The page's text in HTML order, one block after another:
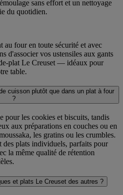
sans effort et un nettoyage
du quotidien.
au four en toute sécurité et avec
d'associer vos ustensiles aux gants
plat Le Creuset — idéaux pour
table.
cuisson plutôt que dans un plat à four
?
pour les cookies et biscuits, tandis
aux préparations en couches ou en
les gratins ou les crumbles.
des plats individuels, parfaits pour
la même qualité de rétention
et plats Le Creuset des autres ?